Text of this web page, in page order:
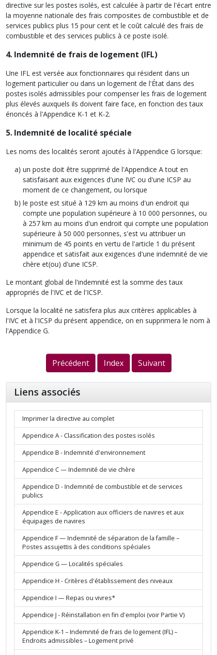
directive sur les postes isolés, est calculée à partir de l'écart entre
la moyenne nationale des frais composites de combustible et de
services publics plus 15 pour cent et le coût calculé des frais de
combustible et des services publics à ce poste isolé.
4. Indemnité de frais de logement (IFL)
Une IFL est versée aux fonctionnaires qui résident dans un
logement particulier ou dans un logement de l'État dans des
postes isolés admissibles pour compenser les frais de logement
plus élevés auxquels ils doivent faire face, en fonction des taux
énoncés à l'Appendice K-1 et K-2.
5. Indemnité de localité spéciale
Les noms des localités seront ajoutés à l'Appendice G lorsque:
un poste doit être supprimé de l'Appendice A tout en
satisfaisant aux exigences d'une IVC ou d'une ICSP au
moment de ce changement, ou lorsque
le poste est situé à 129 km au moins d'un endroit qui
compte une population supérieure à 10 000 personnes, ou
à 257 km au moins d'un endroit qui compte une population
supérieure à 50 000 personnes, s'est vu attribuer un
minimum de 45 points en vertu de l'article 1 du présent
appendice et satisfait aux exigences d'une indemnité de vie
chère et(ou) d'une ICSP.
Le montant global de l'indemnité est la somme des taux
appropriés de l'IVC et de l'ICSP.
Lorsque la localité ne satisfera plus aux critères applicables à
l'IVC et à l'ICSP du présent appendice, on en supprimera le nom à
l'Appendice G.
Précédent Index Suivant
Liens associés
Imprimer la directive au complet
Appendice A - Classification des postes isolés
Appendice B - Indemnité d'environnement
Appendice C — Indemnité de vie chère
Appendice D - Indemnité de combustible et de services
publics
Appendice E - Application aux officiers de navires et aux
équipages de navires
Appendice F — Indemnité de séparation de la famille –
Postes assujettis à des conditions spéciales
Appendice G — Localités spéciales
Appendice H - Critères d'établissement des niveaux
Appendice I — Repas ou vivres*
Appendice J - Réinstallation en fin d'emploi (voir Partie V)
Appendice K-1 – Indemnité de frais de logement (IFL) –
Endroits admissibles – Logement privé